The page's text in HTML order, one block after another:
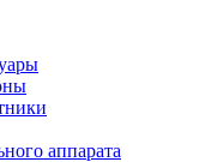
аппарата